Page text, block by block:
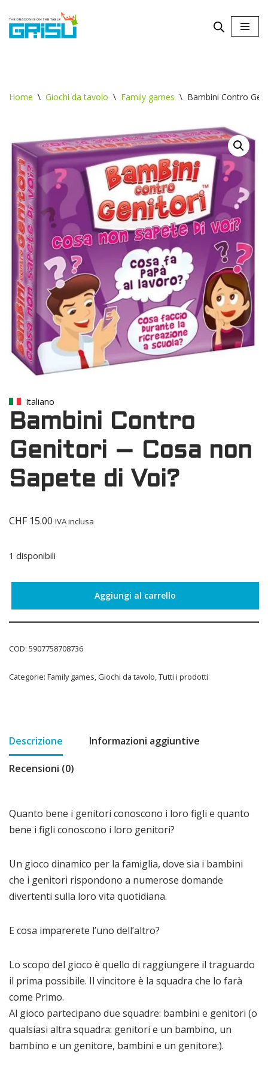
Vai
Home \ Giochi da tavolo \ Family games \ Bambini Contro
Italiano
Bambini Contro
Genitori – Cosa non
Sapete di Voi?
CHF15.00 IVA inclusa
1 disponibili
Aggiungi al carrello
COD: 5907758708736
Categorie: Family games,Giochi da tavolo,Tutti i prodotti
Descrizione Informazioni aggiuntive
Recensioni (0)
Quanto bene i genitori conoscono i loro figli e quanto
bene i figli conoscono i loro genitori?
Un gioco dinamico per la famiglia, dove sia i bambini
che i genitori rispondono a numerose domande
divertenti sulla loro vita quotidiana.
E cosa imparerete l’uno dell’altro?
Lo scopo del gioco è quello di raggiungere il traguardo
il prima possibile. Il vincitore è la squadra che lo farà
come Primo.
Al gioco partecipano due squadre: bambini e genitori (o
qualsiasi altra squadra: genitori e un bambino, un
bambino e un genitore, bambini e un genitore:).